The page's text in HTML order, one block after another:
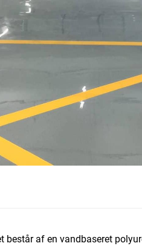
består af en vandbaseret